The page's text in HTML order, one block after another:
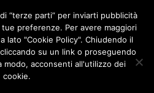
F
c
e
b
o
I
n
s
t
“terze parti” per inviarti pubblicità
preferenze. Per avere maggiori
lato "Cookie Policy". Chiudendo il
su un link o proseguendo
modo, acconsenti all'utilizzo dei
cookie.